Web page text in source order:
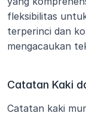
fleksibilitas
terperinci dan
mengacaukan
Catatan Kaki
Catatan kaki